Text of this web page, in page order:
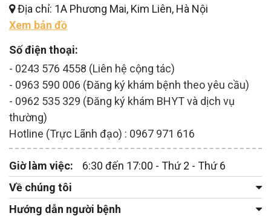
Địa chỉ: 1A Phương Mai, Kim Liên, Hà Nội
Xem bản đồ
Số điện thoại:
- 0243 576 4558 (Liên hệ cộng tác)
- 0963 590 006 (Đăng ký khám bệnh theo yêu cầu)
- 0962 535 329 (Đăng ký khám BHYT và dịch vụ
thường)
Hotline (Trực Lãnh đạo) : 0967 971 616
Giờ làm việc:
6:30 đến 17:00 - Thứ 2 - Thứ 6
Về chúng tôi
Hướng dẫn người bệnh